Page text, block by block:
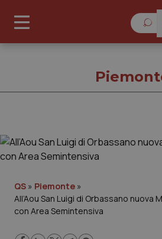
Governo e Parlamento
Regioni e Asl
QS » Piemonte »
All’Aou San Luigi di Orbassano nuova
con Area Semintensiva